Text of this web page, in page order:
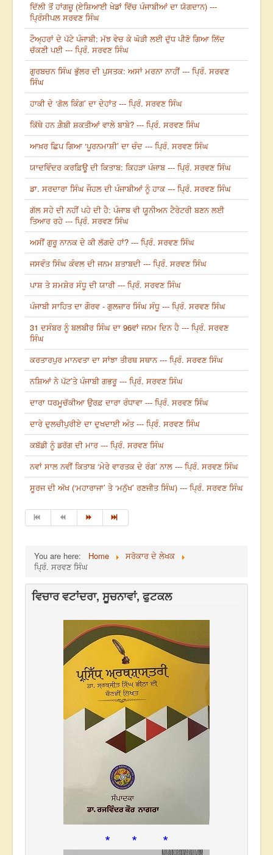
ਦਿੱਲੀ ਤੋਂ ਹਾਂਗਜ਼ੂ (ਏਸ਼ਿਆਈ ਖੇਡਾਂ ਵਿੱਚ ਪੰਜਾਬੀਆਂ ਦਾ ਯੋਗਦਾਨ) ---
ਪ੍ਰਿੰਸੀਪਲ ਸਰਵਣ ਸਿੰਘ
ਟੌਅ੍ਹਰਾਂ ਦੇ ਪੱਟੇ ਪੰਜਾਬੀ: ਮੱਝ ਵੇਚ ਕੇ ਘੋੜੀ ਲਈ ਦੁੱਧ ਪੀਣੋ ਗਿਆ ਲਿੱਦ
ਚੱਕਣੀ ਪਈ --- ਪ੍ਰਿੰ. ਸਰਵਣ ਸਿੰਘ
ਗੁਰਬਚਨ ਸਿੰਘ ਭੁੱਲਰ ਦੀ ਪੁਸਤਕ: ਅਸਾਂ ਮਰਨਾ ਨਾਹੀਂ --- ਪ੍ਰਿੰ. ਸਰਵਣ
ਸਿੰਘ
ਹਾਕੀ ਦੇ ‘ਗੋਲ ਕਿੰਗ’ ਦਾ ਦੇਹਾਂਤ --- ਪ੍ਰਿੰ. ਸਰਵਣ ਸਿੰਘ
ਕਿੱਥੇ ਹਨ ਗ਼ੈਬੀ ਸ਼ਕਤੀਆਂ ਵਾਲੇ ਬਾਬੇ? --- ਪ੍ਰਿੰ. ਸਰਵਣ ਸਿੰਘ
ਆਖ਼ਰ ਛਿਪ ਗਿਆ ‘ਪੂਰਨਮਾਸ਼ੀ’ ਦਾ ਚੰਦ --- ਪ੍ਰਿੰ. ਸਰਵਣ ਸਿੰਘ
ਯਾਦਵਿੰਦਰ ਕਰਫ਼ਿਊ ਦੀ ਕਿਤਾਬ: ਕਿਹੜਾ ਪੰਜਾਬ --- ਪ੍ਰਿੰ. ਸਰਵਣ ਸਿੰਘ
ਡਾ. ਸਰਦਾਰਾ ਸਿੰਘ ਜੌਹਲ ਦੀ ਪੰਜਾਬੀਆਂ ਨੂੰ ਹਾਕ --- ਪ੍ਰਿੰ. ਸਰਵਣ ਸਿੰਘ
ਗੱਲ ਸਹੇ ਦੀ ਨਹੀਂ ਪਹੇ ਦੀ ਹੈ: ਪੰਜਾਬ ਵੀ ਯੂਨੀਅਨ ਟੈਰੇਟਰੀ ਬਣਨ ਲਈ
ਤਿਆਰ ਰਹੇ --- ਪ੍ਰਿੰ. ਸਰਵਣ ਸਿੰਘ
ਅਸੀਂ ਗੁਰੂ ਨਾਨਕ ਦੇ ਕੀ ਲੱਗਦੇ ਹਾਂ? --- ਪ੍ਰਿੰ. ਸਰਵਣ ਸਿੰਘ
ਜਸਵੰਤ ਸਿੰਘ ਕੰਵਲ ਦੀ ਜਨਮ ਸ਼ਤਾਬਦੀ --- ਪ੍ਰਿੰ. ਸਰਵਣ ਸਿੰਘ
ਪਾਸ਼ ਤੇ ਸ਼ਮਸ਼ੇਰ ਸੰਧੂ ਦੀ ਯਾਰੀ --- ਪ੍ਰਿੰ. ਸਰਵਣ ਸਿੰਘ
ਪੰਜਾਬੀ ਸਾਹਿਤ ਦਾ ਗੌਰਵ - ਗੁਲਜ਼ਾਰ ਸਿੰਘ ਸੰਧੂ --- ਪ੍ਰਿੰ. ਸਰਵਣ ਸਿੰਘ
31 ਦਸੰਬਰ ਨੂੰ ਬਲਬੀਰ ਸਿੰਘ ਦਾ 96ਵਾਂ ਜਨਮ ਦਿਨ ਹੈ --- ਪ੍ਰਿੰ. ਸਰਵਣ
ਸਿੰਘ
ਕਰਤਾਰਪੁਰ ਮਾਨਵਤਾ ਦਾ ਸਾਂਝਾ ਤੀਰਥ ਸਥਾਨ --- ਪ੍ਰਿੰ. ਸਰਵਣ ਸਿੰਘ
ਨਸ਼ਿਆਂ ਨੇ ਪੱਟ’ਤੇ ਪੰਜਾਬੀ ਗਭਰੂ --- ਪ੍ਰਿੰ. ਸਰਵਣ ਸਿੰਘ
ਦਾਰਾ ਧਰਮੂਚੱਕੀਆ ਉਰਫ਼ ਦਾਰਾ ਰੰਧਾਵਾ --- ਪ੍ਰਿੰ. ਸਰਵਣ ਸਿੰਘ
ਦਾਰੇ ਦੁਲਚੀਪੁਰੀਏ ਦਾ ਦੁਖਦਾਈ ਅੰਤ --- ਪ੍ਰਿੰ. ਸਰਵਣ ਸਿੰਘ
ਕਬੱਡੀ ਨੂੰ ਡਰੱਗ ਦੀ ਮਾਰ --- ਪ੍ਰਿੰ. ਸਰਵਣ ਸਿੰਘ
ਨਵਾਂ ਸਾਲ ਨਵੀਂ ਕਿਤਾਬ ‘ਮੇਰੇ ਵਾਰਤਕ ਦੇ ਰੰਗ’ ਨਾਲ --- ਪ੍ਰਿੰ. ਸਰਵਣ ਸਿੰਘ
ਸੂਰਜ ਦੀ ਅੱਖ (‘ਮਹਾਰਾਜਾ’ ਤੇ ‘ਮਨੁੱਖ’ ਰਣਜੀਤ ਸਿੰਘ) --- ਪ੍ਰਿੰ. ਸਰਵਣ ਸਿੰਘ
You are here: Home
ਸਰੋਕਾਰ ਦੇ ਲੇਖਕ
ਪ੍ਰਿੰ. ਸਰਵਣ ਸਿੰਘ
ਵਿਚਾਰ ਵਟਾਂਦਰਾ, ਸੂਚਨਾਵਾਂ, ਫੁਟਕਲ
* * *